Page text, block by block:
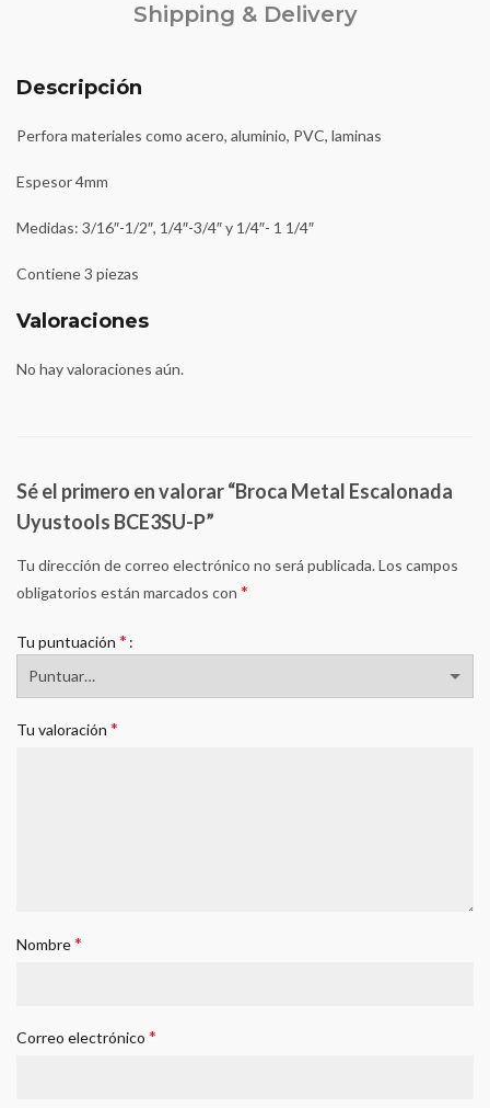
Shipping & Delivery
Descripción
Perfora materiales como acero, aluminio, PVC, laminas
Espesor 4mm
Medidas: 3/16″-1/2″, 1/4″-3/4″ y 1/4″- 1 1/4″
Contiene 3 piezas
Valoraciones
No hay valoraciones aún.
Sé el primero en valorar “Broca Metal Escalonada
Uyustools BCE3SU-P”
Tu dirección de correo electrónico no será publicada.Los campos
obligatorios están marcados con *
Tu puntuación *
Tu valoración *
Nombre*
Correo electrónico *